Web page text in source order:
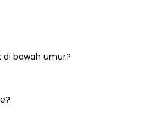
di bawah umur?